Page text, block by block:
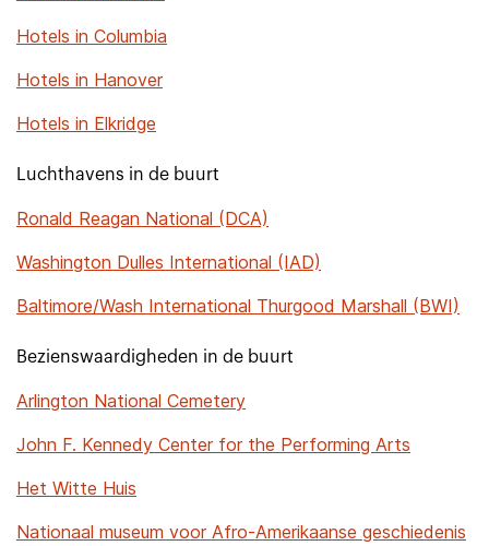
Hotels in Columbia
Hotels in Hanover
Hotels in Elkridge
Luchthavens in de buurt
Ronald Reagan National (DCA)
Washington Dulles International (IAD)
Baltimore/Wash International Thurgood Marshall (BWI)
Bezienswaardigheden in de buurt
Arlington National Cemetery
John F. Kennedy Center for the Performing Arts
Het Witte Huis
Nationaal museum voor Afro-Amerikaanse geschiedenis